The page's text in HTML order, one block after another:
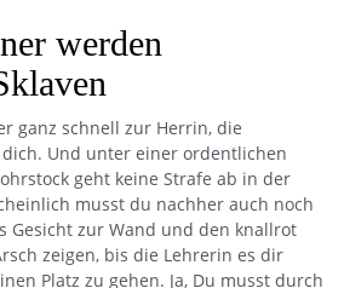
werden
ganz schnell zur Herrin, die
Und unter einer ordentlichen
geht keine Strafe ab in der
musst du nachher auch noch
Gesicht zur Wand und den knallrot
zeigen, bis die Lehrerin es dir
Platz zu gehen. Ja, Du musst durch